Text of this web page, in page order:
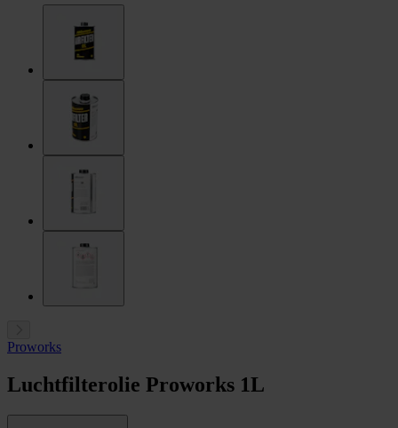
Proworks
Luchtfilterolie Proworks 1L